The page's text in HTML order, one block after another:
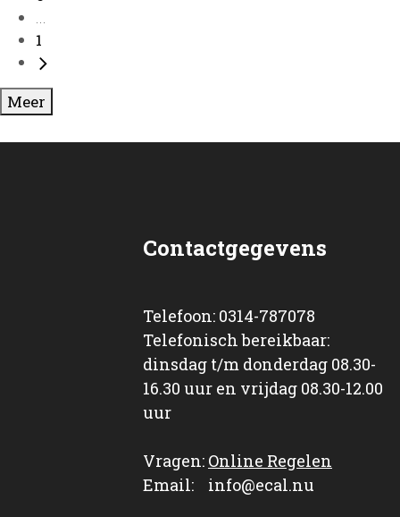
...
1
Meer
Contactgegevens
Telefoon: 0314-787078
Telefonisch bereikbaar:
dinsdag t/m donderdag 08.30-
16.30 uur en vrijdag 08.30-12.00
uur
Vragen: Online Regelen
Email: info@ecal.nu